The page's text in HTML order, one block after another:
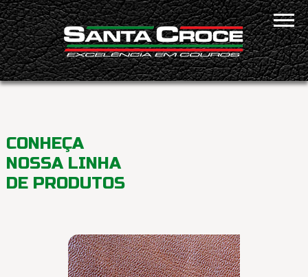
CONHEÇA
NOSSA LINHA
DE PRODUTOS